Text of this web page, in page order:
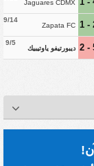
Jaguares CDMX
9/14
Zapata FC
9/5
ديبورتيفو ياوتيبيك